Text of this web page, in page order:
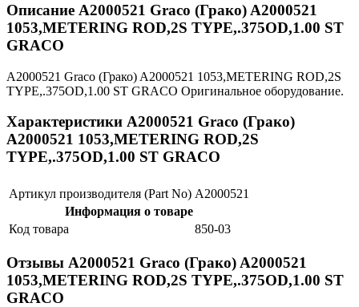
Описание A2000521 Graco (Грако) A2000521
1053,METERING ROD,2S TYPE,.375OD,1.00 ST
GRACO
A2000521 Graco (Грако) A2000521 1053,METERING ROD,2S
TYPE,.375OD,1.00 ST GRACO Оригинальное оборудование.
Характеристики A2000521 Graco (Грако)
A2000521 1053,METERING ROD,2S
TYPE,.375OD,1.00 ST GRACO
Артикул производителя (Part No) A2000521
Информация о товаре
Код товара
850-03
Отзывы A2000521 Graco (Грако) A2000521
1053,METERING ROD,2S TYPE,.375OD,1.00 ST
GRACO